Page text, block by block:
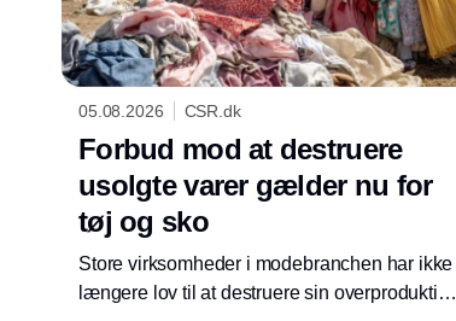
05.08.2026 CSR.dk
Forbud mod at destruere
usolgte varer gælder nu for
tøj og sko
Store virksomheder i modebranchen har ikke
længere lov til at destruere sin overproduktion.